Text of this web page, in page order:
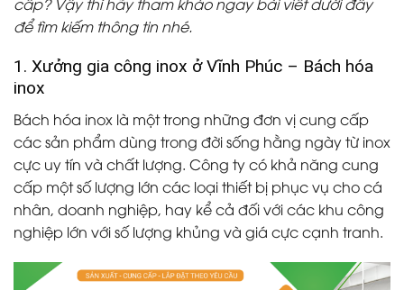
để tìm kiếm thông tin nhé.
1. Xưởng gia công inox ở Vĩnh Phúc – Bách hóa
inox
Bách hóa inox là một trong những đơn vị cung cấp
các sản phẩm dùng trong đời sống hằng ngày từ inox
cực uy tín và chất lượng. Công ty có khả năng cung
cấp một số lượng lớn các loại thiết bị phục vụ cho cá
nhân, doanh nghiệp, hay kể cả đối với các khu công
nghiệp lớn với số lượng khủng và giá cực cạnh tranh.